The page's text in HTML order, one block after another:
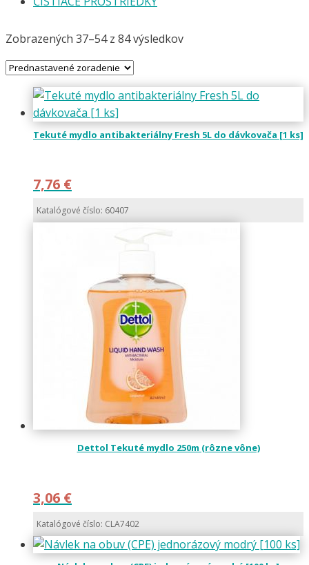
Zobrazených 37–54 z 84 výsledkov
Tekuté mydlo antibakteriálny Fresh 5L do dávkovača [1 ks]
7,76 €
Katalógové číslo: 60407
Dettol Tekuté mydlo 250m (rôzne vône)
3,06 €
Katalógové číslo: CLA7402